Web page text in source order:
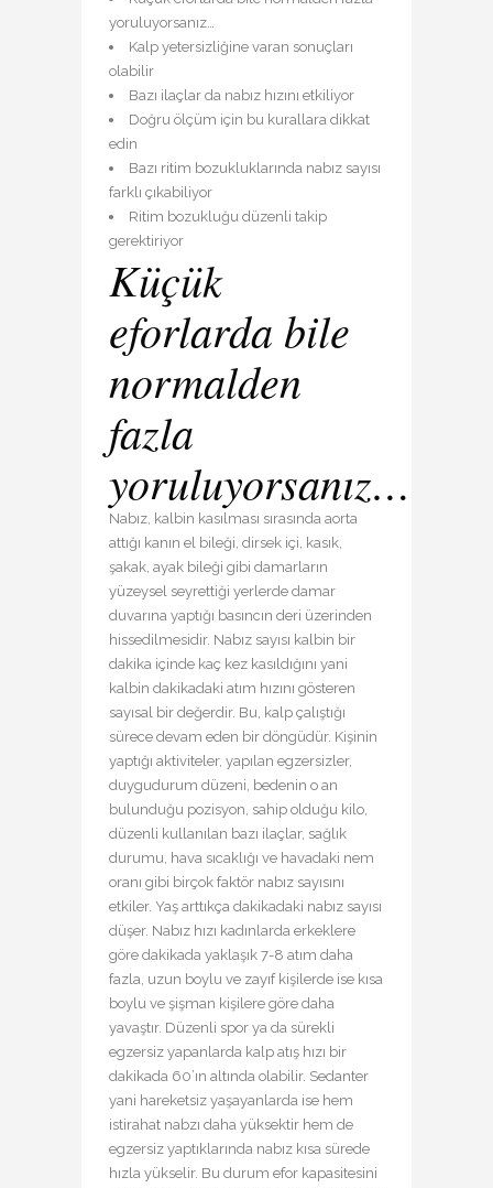
yoruluyorsanız…
Kalp yetersizliğine varan sonuçları
olabilir
Bazı ilaçlar da nabız hızını etkiliyor
Doğru ölçüm için bu kurallara dikkat
edin
Bazı ritim bozukluklarında nabız sayısı
farklı çıkabiliyor
Ritim bozukluğu düzenli takip
gerektiriyor
Küçük
eforlarda bile
normalden
fazla
yoruluyorsanız…
Nabız, kalbin kasılması sırasında aorta
attığı kanın el bileği, dirsek içi, kasık,
şakak, ayak bileği gibi damarların
yüzeysel seyrettiği yerlerde damar
duvarına yaptığı basıncın deri üzerinden
hissedilmesidir. Nabız sayısı kalbin bir
dakika içinde kaç kez kasıldığını yani
kalbin dakikadaki atım hızını gösteren
sayısal bir değerdir. Bu, kalp çalıştığı
sürece devam eden bir döngüdür. Kişinin
yaptığı aktiviteler, yapılan egzersizler,
duygudurum düzeni, bedenin o an
bulunduğu pozisyon, sahip olduğu kilo,
düzenli kullanılan bazı ilaçlar, sağlık
durumu, hava sıcaklığı ve havadaki nem
oranı gibi birçok faktör nabız sayısını
etkiler. Yaş arttıkça dakikadaki nabız sayısı
düşer. Nabız hızı kadınlarda erkeklere
göre dakikada yaklaşık 7-8 atım daha
fazla, uzun boylu ve zayıf kişilerde ise kısa
boylu ve şişman kişilere göre daha
yavaştır. Düzenli spor ya da sürekli
egzersiz yapanlarda kalp atış hızı bir
dakikada 60’ın altında olabilir. Sedanter
yani hareketsiz yaşayanlarda ise hem
istirahat nabzı daha yüksektir hem de
egzersiz yaptıklarında nabız kısa sürede
hızla yükselir. Bu durum efor kapasitesini